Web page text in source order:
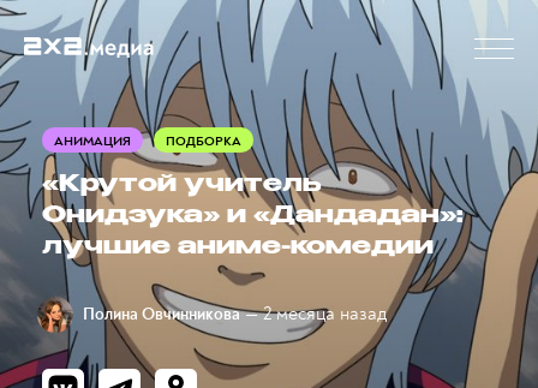
АНИМАЦИЯ ПОДБОРКА
«Крутой учитель
Онидзука» и «Дандадан»:
лучшие аниме-комедии
Полина Овчинникова — 2 месяца назад